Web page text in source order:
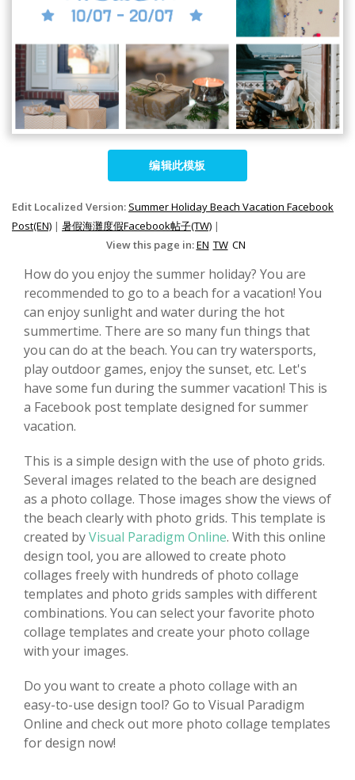
编辑此模板
Edit Localized Version: Summer Holiday Beach Vacation Facebook
Post(EN) | 暑假海灘度假Facebook帖子(TW) |
View this page in:EN TW CN
How do you enjoy the summer holiday? You are
recommended to go to a beach for a vacation! You
can enjoy sunlight and water during the hot
summertime. There are so many fun things that
you can do at the beach. You can try watersports,
play outdoor games, enjoy the sunset, etc. Let's
have some fun during the summer vacation! This is
a Facebook post template designed for summer
vacation.
This is a simple design with the use of photo grids.
Several images related to the beach are designed
as a photo collage. Those images show the views of
the beach clearly with photo grids. This template is
created byVisual Paradigm Online. With this online
design tool, you are allowed to create photo
collages freely with hundreds of photo collage
templates and photo grids samples with different
combinations. You can select your favorite photo
collage templates and create your photo collage
with your images.
Do you want to create a photo collage with an
easy-to-use design tool? Go to Visual Paradigm
Online and check out more photo collage templates
for design now!